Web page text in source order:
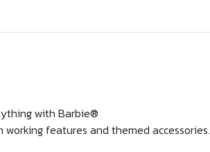
with Barbie®
features and themed accessories.